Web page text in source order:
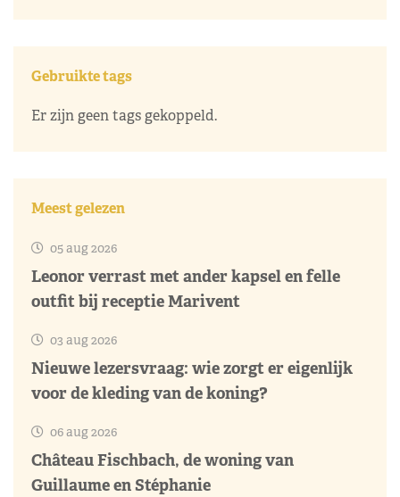
Gebruikte tags
Er zijn geen tags gekoppeld.
Meest gelezen
05 aug 2026
Leonor verrast met ander kapsel en felle
outfit bij receptie Marivent
03 aug 2026
Nieuwe lezersvraag: wie zorgt er eigenlijk
voor de kleding van de koning?
06 aug 2026
Château Fischbach, de woning van
Guillaume en Stéphanie